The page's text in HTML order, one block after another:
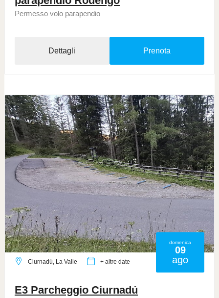
Permesso volo parapendio
Dettagli Prenota
domenica
09
ago
Ciurnadú, La Valle + altre date
E3 Parcheggio Ciurnadú